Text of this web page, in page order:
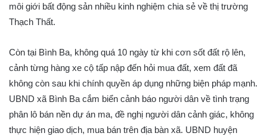
môi giới bất động sản nhiều kinh nghiệm chia sẻ về thị trường
Thạch Thất.
Còn tại Bình Ba, không quá 10 ngày từ khi cơn sốt đất rộ lên,
cảnh từng hàng xe cộ tấp nập đến hỏi mua đất, xem đất đã
không còn sau khi chính quyền áp dụng những biện pháp mạnh.
UBND xã Bình Ba cắm biển cảnh báo người dân về tình trạng
phân lô bán nền dự án ma, đề nghị người dân cảnh giác, không
thực hiện giao dịch, mua bán trên địa bàn xã. UBND huyện